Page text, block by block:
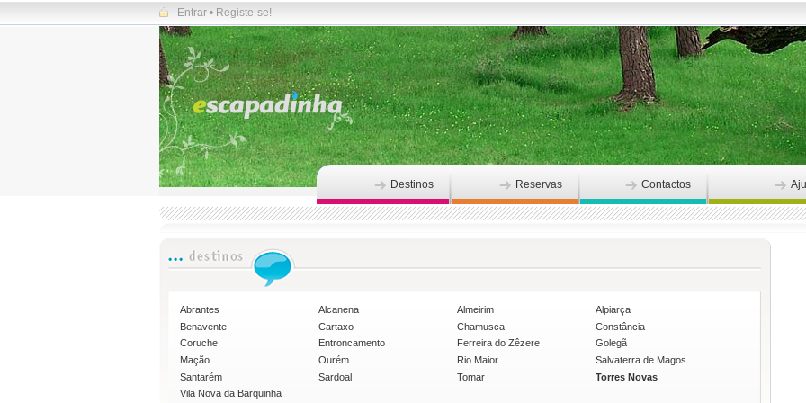
Entrar • Registe-se!
Destinos Reservas Contactos
Abrantes Alcanena Almeirim
Alpiarça
Benavente
Cartaxo Chamusca
Constância
Coruche
Entroncamento Ferreira do Zêzere
Golegã
Mação
Ourém Rio Maior
Salvaterra de Magos
Santarém
Sardoal Tomar
Torres Novas
Vila Nova da Barquinha